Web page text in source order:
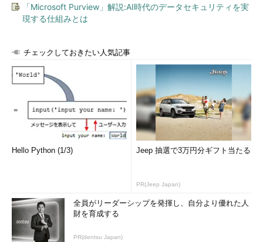
「Microsoft Purview」解説:AI時代のデータセキュリティを実
現する仕組みとは
チェックしておきたい人気記事
Hello Python (1/3) Jeep 抽選で3万円分ギフト当たる
PR(Jeep Japan)
全員がリーダーシップを発揮し、自分より優れた人
財を育成する
PR(dentsu Japan)